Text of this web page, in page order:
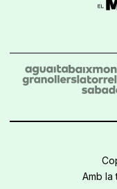
Amb la